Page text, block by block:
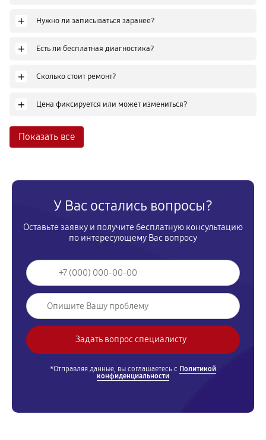
+ Нужно ли записываться заранее?
+ Есть ли бесплатная диагностика?
+ Сколько стоит ремонт?
+ Цена фиксируется или может измениться?
Показать все
У Вас остались вопросы?
Оставьте заявку и получите бесплатную консультацию
по интересующему Вас вопросу
*Отправляя данные, вы соглашаетесь с Политикой
конфиденциальности